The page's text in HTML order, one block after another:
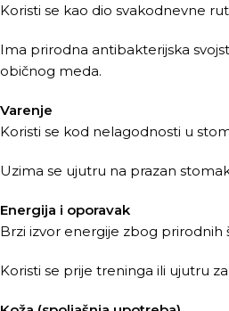
Koristi se kao dio svakodnevne
Ima prirodna antibakterijska
običnog meda.
Varenje
Koristi se kod nelagodnosti u
Uzima se ujutru na prazan
Energija i oporavak
Brzi izvor energije zbog prirodnih
Koristi se prije treninga ili ujutru za